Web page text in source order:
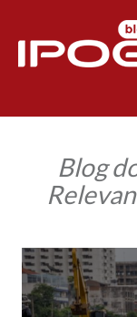
Blog
Como
as
ferrovias
poderiam
levar